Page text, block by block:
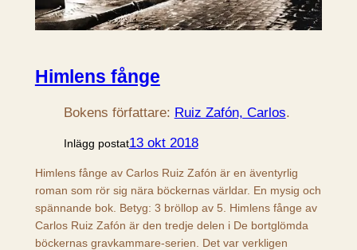
Himlens fånge
Bokens författare: Ruiz Zafón, Carlos.
Inlägg postat13 okt 2018
Himlens fånge av Carlos Ruiz Zafón är en äventyrlig
roman som rör sig nära böckernas världar. En mysig och
spännande bok. Betyg: 3 bröllop av 5. Himlens fånge av
Carlos Ruiz Zafón är den tredje delen i De bortglömda
böckernas gravkammare-serien. Det var verkligen